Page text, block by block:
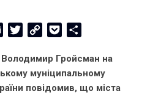
Email TwitterCopy
Pocket
Володимир Гройсман на
муніципальному
повідомив, що міста